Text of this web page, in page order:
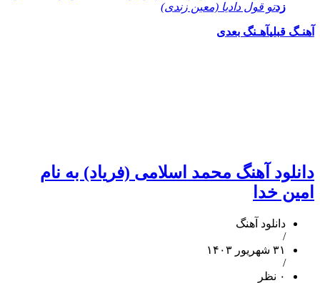
زدتو قول دادیا (معین زندی)
آهنـگ قبلیآهـنگ بعدی
دانلود آهنگ محمد اسلامی (فریاد) به نام
امین خدا
دانلود آهنگ
/
۳۱ شهریور ۱۴۰۳
/
۰ نظر